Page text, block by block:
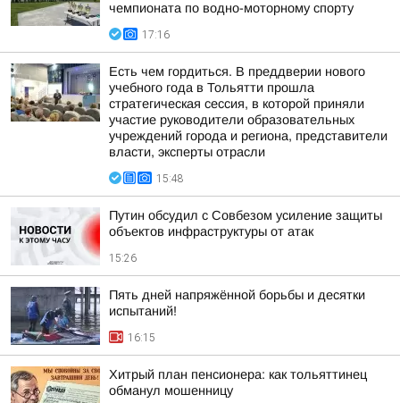
чемпионата по водно-моторному спорту
17:16
Есть чем гордиться. В преддверии нового
учебного года в Тольятти прошла
стратегическая сессия, в которой приняли
участие руководители образовательных
учреждений города и региона, представители
власти, эксперты отрасли
15:48
Путин обсудил с Совбезом усиление защиты
объектов инфраструктуры от атак
15:26
Пять дней напряжённой борьбы и десятки
испытаний!
16:15
Хитрый план пенсионера: как тольяттинец
обманул мошенницу